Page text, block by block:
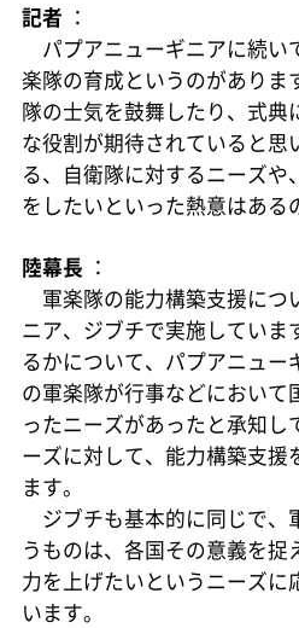
記者 ：
パプアニューギニアに続い
楽隊の育成というのがありま
隊の士気を鼓舞したり、式典
な役割が期待されていると思
る、自衛隊に対するニーズや
をしたいといった熱意はある
陸幕長 ：
軍楽隊の能力構築支援につ
ニア、ジブチで実施していま
るかについて、パプアニュー
の軍楽隊が行事などにおいて
ったニーズがあったと承知し
ーズに対して、能力構築支援
ます。
ジブチも基本的に同じで、
うものは、各国その意義を
力を上げたいというニーズに
います。